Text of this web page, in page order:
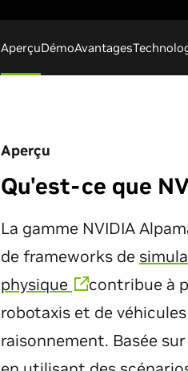
AperçuDémoAvantages
Aperçu
Qu'est-ce que
La gamme NVIDIA
de frameworks de
physique
contribue à
robotaxis et de
raisonnement. Basée sur